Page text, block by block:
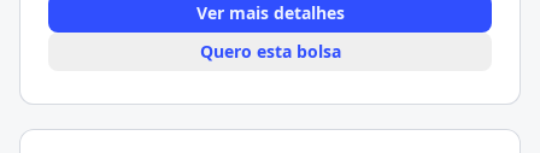
Ver mais detalhes
Quero esta bolsa